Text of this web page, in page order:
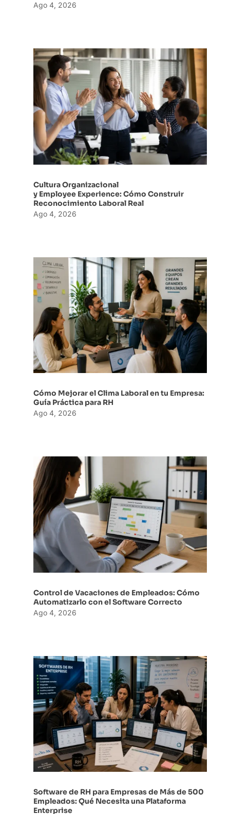
Ago 4, 2026
Cultura Organizacional
y Employee Experience: Cómo Construir
Reconocimiento Laboral Real
Ago 4, 2026
Cómo Mejorar el Clima Laboral en tu Empresa:
Guía Práctica para RH
Ago 4, 2026
Control de Vacaciones de Empleados: Cómo
Automatizarlo con el Software Correcto
Ago 4, 2026
Software de RH para Empresas de Más de 500
Empleados: Qué Necesita una Plataforma
Enterprise